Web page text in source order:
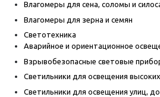
Влагомеры для сена, соломы и
Влагомеры для зерна и семян
Светотехника
Аварийное и ориентационное
Взрывобезопасные световые
Светильники для освещения
Светильники для освещения улиц,